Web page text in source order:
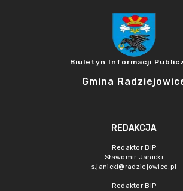
Biuletyn Informacji
Gmina
REDAKCJA
Redaktor BIP
Sławomir Janicki
s.janicki@radziejowice.pl
Redaktor BIP